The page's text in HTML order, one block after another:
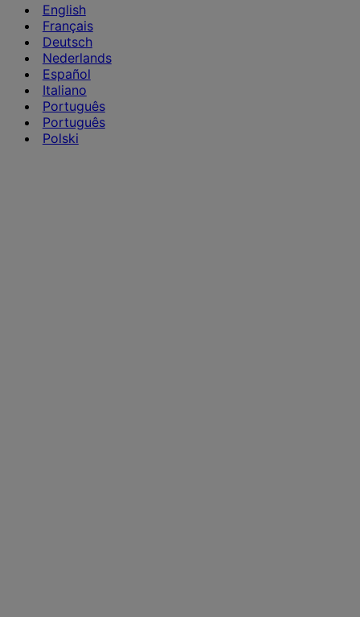
English
Français
Deutsch
Nederlands
Español
Italiano
Português
Português
Polski